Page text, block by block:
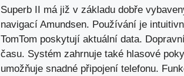
Superb II má již v základu dobře
navigací Amundsen. Používání je
TomTom poskytují aktuální data.
času. Systém zahrnuje také hlasové
umožňuje snadné připojení telefonu.